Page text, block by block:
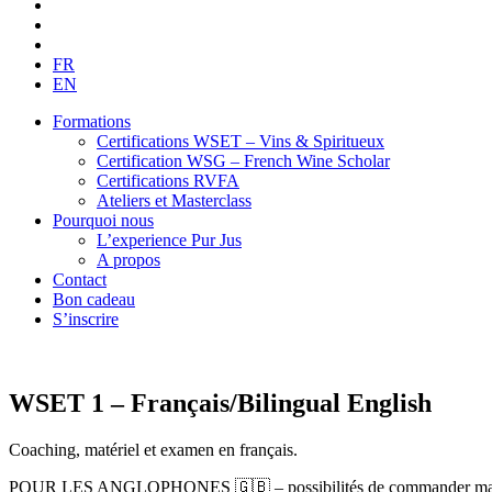
FR
EN
Formations
Certifications WSET – Vins & Spiritueux
Certification WSG – French Wine Scholar
Certifications RVFA
Ateliers et Masterclass
Pourquoi nous
L’experience Pur Jus
A propos
Contact
Bon cadeau
S’inscrire
WSET 1 – Français/Bilingual English
Coaching, matériel et examen en français.
POUR LES ANGLOPHONES 🇬🇧 – possibilités de commander